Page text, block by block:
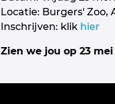
Locatie: Burgers' Zoo,
Inschrijven: klik hier
Zien we jou op 23